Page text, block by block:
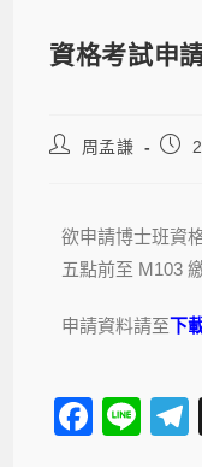
資格考試申
周孟謙
欲申請博士班資
五點前至 M103
申請資料請至下
F
Li